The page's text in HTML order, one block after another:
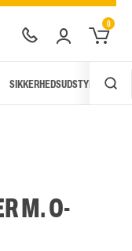
0
SIKKERHEDSUDSTYR
M. O-